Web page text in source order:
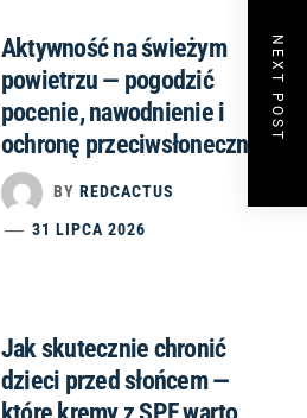
Aktywność na świeżym
powietrzu — pogodzić
pocenie, nawodnienie i
ochronę przeciwsłoneczną
BY REDCACTUS
31 LIPCA 2026
Jak skutecznie chronić
dzieci przed słońcem —
NEXT POST